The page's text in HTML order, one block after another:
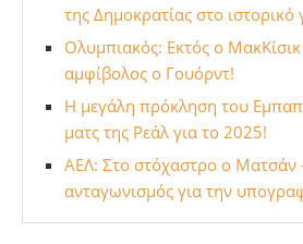
της Δημοκρατίας στο ιστορικό
Ολυμπιακός: Εκτός ο
αμφίβολος ο Γουόρντ!
Η μεγάλη πρόκληση του
ματς της Ρεάλ για το 2025!
ΑΕΛ: Στο στόχαστρο ο Ματσάν
ανταγωνισμός για την